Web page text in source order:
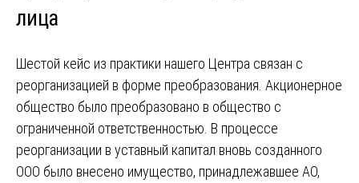
лица
Шестой кейс из практики нашего Центра связан с
реорганизацией в форме преобразования. Акционерное
общество было преобразовано в общество с
ограниченной ответственностью. В процессе
реорганизации в уставный капитал вновь созданного
ООО было внесено имущество, принадлежавшее АО,